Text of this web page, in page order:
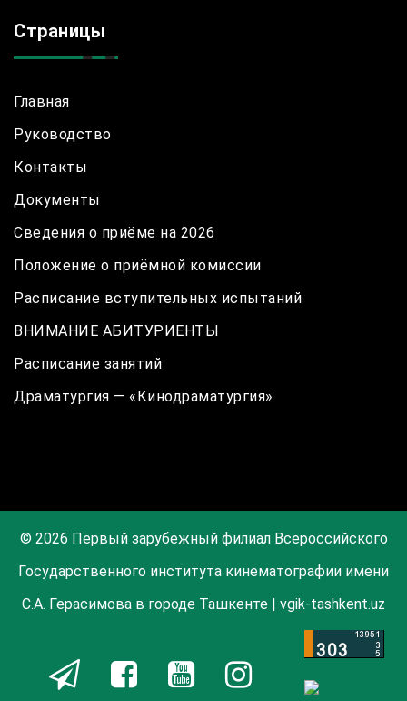
Страницы
Главная
Руководство
Контакты
Документы
Сведения о приёме на 2026
Положение о приёмной комиссии
Расписание вступительных испытаний
ВНИМАНИЕ АБИТУРИЕНТЫ
Расписание занятий
Драматургия — «Кинодраматургия»
© 2026 Первый зарубежный филиал Всероссийского
Государственного института кинематографии имени
С.А. Герасимова в городе Ташкенте | vgik-tashkent.uz